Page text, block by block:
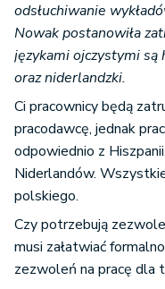
odsłuchiwanie
Nowak postanowiła
językami ojczystymi są
oraz niderlandzki.
Ci pracownicy będą
pracodawcę, jednak
odpowiednio z
Niderlandów.
polskiego.
Czy potrzebują
musi załatwiać
zezwoleń na pracę dla